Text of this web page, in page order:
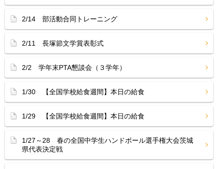
2/14 部活動合同トレーニング
2/11 長塚節文学賞表彰式
2/2 学年末PTA懇談会（３学年）
1/30 【全国学校給食週間】本日の給食
1/29 【全国学校給食週間】本日の給食
1/27～28 春の全国中学生ハンドボール選手権大会茨城
県代表決定戦